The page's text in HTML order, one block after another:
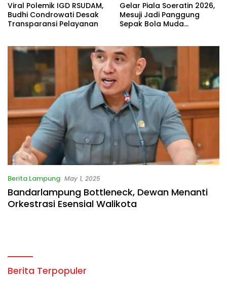
Viral Polemik IGD RSUDAM,
Budhi Condrowati Desak
Transparansi Pelayanan
Gelar Piala Soeratin 2026,
Mesuji Jadi Panggung
Sepak Bola Muda
Berita Lampung May 1, 2025
Bandarlampung Bottleneck, Dewan Menanti
Orkestrasi Esensial Walikota
Berita Terpopuler